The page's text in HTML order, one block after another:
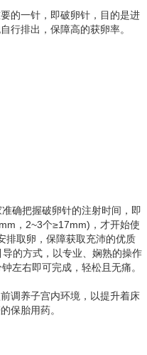
的一针，即破卵针，目的是进
行排出，保障高的获卵率。
确把握破卵针的注射时间，即
，2~3个≥17mm)，才开始使
排取卵，保障获取充沛的优质
的方式，以专业、娴熟的操作
左右即可完成，轻松且无痛。
调养子宫内环境，以提升着床
保胎用药。